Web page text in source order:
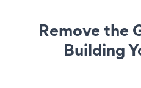
Remove the
Building